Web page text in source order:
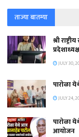
ताज्या बातम्या
श्री
JULY 30,
पारोळा
JULY 24,
पारोळा
आयोजन